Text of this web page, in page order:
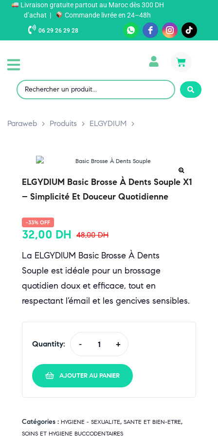
Livraison gratuite partout au Maroc dès 300 DH
d’achat |
Commande livrée en 24–48h
06 29 26 29 28
Paraweb > Produits > ELGYDIUM >
ELGYDIUM Basic Brosse À Dents Souple X1
– Simplicité Et Douceur Quotidienne
-33% OFF
48,00DH
32,00 DH
La ELGYDIUM Basic Brosse À Dents
Souple est idéale pour un brossage
quotidien doux et efficace, tout en
respectant l’émail et les gencives sensibles.
Quantity: - +
AJOUTER AU PANIER
Catégories : HYGIENE - SEXUALITE, SANTE ET BIEN-ETRE,
SOINS ET HYGIENE BUCCODENTAIRES